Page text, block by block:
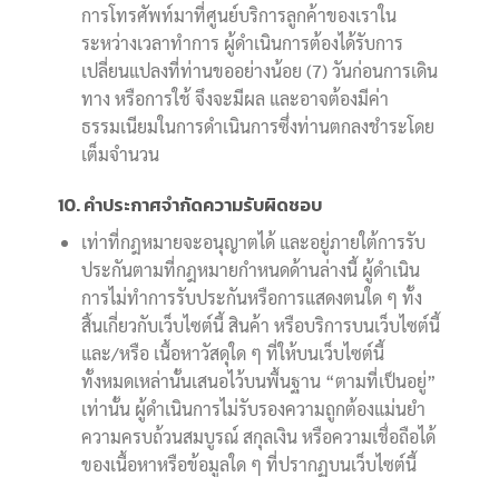
การโทรศัพท์มาที่ศูนย์บริการลูกค้าของเราใน
ระหว่างเวลาทำการ ผู้ดำเนินการต้องได้รับการ
เปลี่ยนแปลงที่ท่านขออย่างน้อย (7) วันก่อนการเดิน
ทาง หรือการใช้ จึงจะมีผล และอาจต้องมีค่า
ธรรมเนียมในการดำเนินการซึ่งท่านตกลงชำระโดย
เต็มจำนวน
10. คำประกาศจำกัดความรับผิดชอบ
เท่าที่กฎหมายจะอนุญาตได้ และอยู่ภายใต้การรับ
ประกันตามที่กฎหมายกำหนดด้านล่างนี้ ผู้ดำเนิน
การไม่ทำการรับประกันหรือการแสดงตนใด ๆ ทั้ง
สิ้นเกี่ยวกับเว็บไซต์นี้ สินค้า หรือบริการบนเว็บไซต์นี้
และ/หรือ เนื้อหาวัสดุใด ๆ ที่ให้บนเว็บไซต์นี้
ทั้งหมดเหล่านั้นเสนอไว้บนพื้นฐาน “ตามที่เป็นอยู่”
เท่านั้น ผู้ดำเนินการไม่รับรองความถูกต้องแม่นยำ
ความครบถ้วนสมบูรณ์ สกุลเงิน หรือความเชื่อถือได้
ของเนื้อหาหรือข้อมูลใด ๆ ที่ปรากฏบนเว็บไซต์นี้